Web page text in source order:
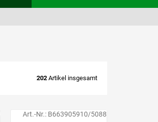
202 Artikel insgesamt
Art.-Nr.: B663905910/5088